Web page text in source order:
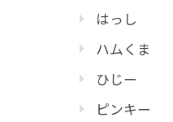
はっし
ハムくま
ひじー
ピンキー